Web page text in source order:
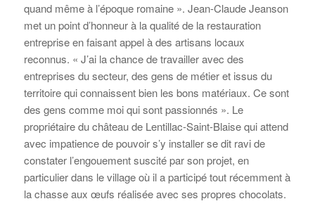
quand même à l’époque romaine ». Jean-Claude Jeanson
met un point d’honneur à la qualité de la restauration
entreprise en faisant appel à des artisans locaux
reconnus. « J’ai la chance de travailler avec des
entreprises du secteur, des gens de métier et issus du
territoire qui connaissent bien les bons matériaux. Ce sont
des gens comme moi qui sont passionnés ». Le
propriétaire du château de Lentillac-Saint-Blaise qui attend
avec impatience de pouvoir s’y installer se dit ravi de
constater l’engouement suscité par son projet, en
particulier dans le village où il a participé tout récemment à
la chasse aux œufs réalisée avec ses propres chocolats.